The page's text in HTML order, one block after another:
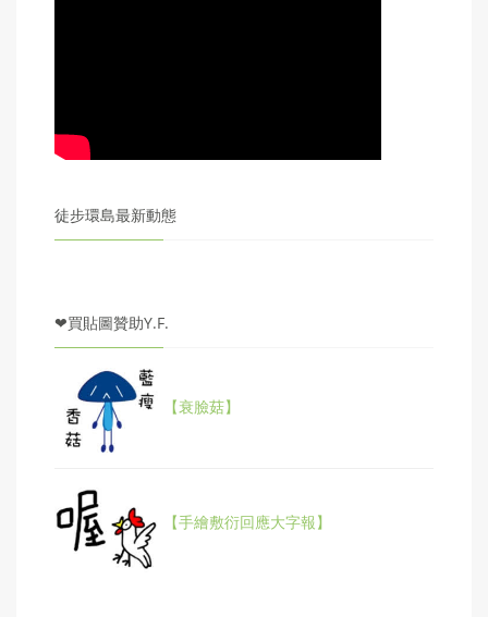
徒步環島最新動態
❤買貼圖贊助Y.F.
【衰臉菇】
【手繪敷衍回應大字報】